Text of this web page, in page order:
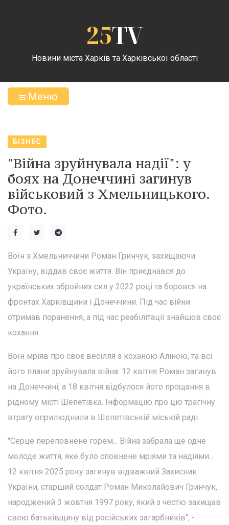
25TV
Новини міста Харків та Харківської області
Меню
БІЗНЕС
"Війна зруйнувала надії": у
боях на Донеччині загинув
військовий з Хмельницького.
Фото.
Воїн з Хмельниччини Роман Гринчук, захищаючи
Україну, віддав своє життя. Він приєднався до
українських збройних сил у 2022 році та боровся на
фронтах Харківщини і Донеччини. Під час війни
отримав поранення, а під час реабілітації знайшов своє
кохання.
Воїн мріяв про своє весілля з коханою Аліною, та всі
його плани зруйнувала війна. 12 квітня Роман загинув
на Донеччині, а 18 квітня відбулося його прощання в
рідному місті Шепетівка. Інформацію про цю трагічну
втрату оприлюднили в Шепетівській міській раді.
"Серце переповнене горем... Війна забрала ще одне
молоде життя, яке було сповнене мріями та надіями...
12 квітня 2025 року загинув відважний Захисник
України, старший солдат Роман Миколайович Гринчук,
народжений 3 жовтня 1997 року, який з честю захищав
свою батьківщину від російських загарбників", -